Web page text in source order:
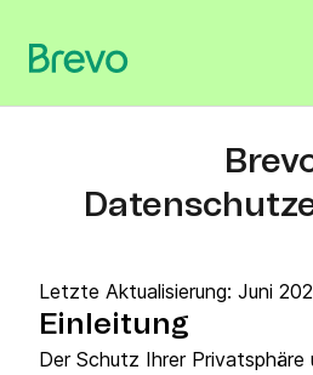
Letzte Aktualisierung: Juni
Einleitung
Der Schutz Ihrer Privatsphäre